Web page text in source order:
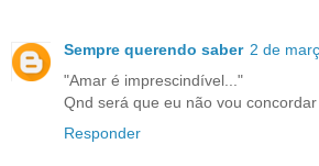
Sempre querendo saber 2 de
"Amar é imprescindível..."
Qnd será que eu não vou
Responder